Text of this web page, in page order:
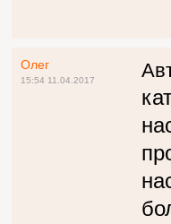
Олег
15:54 11.04.2017